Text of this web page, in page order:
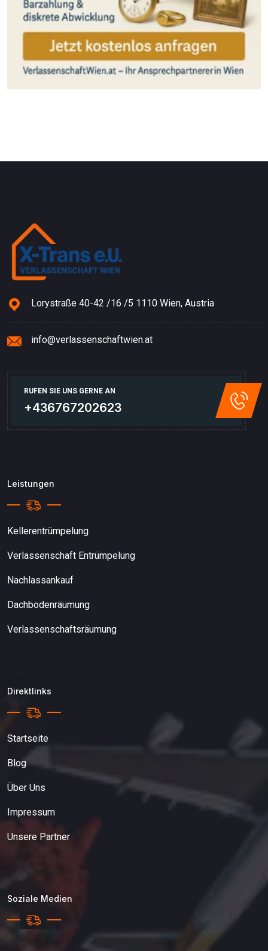
Lorystraße 40-42 /16 /5 1110 Wien, Austria
info@verlassenschaftwien.at
RUFEN SIE UNS GERNE AN
+436767202623
Leistungen
Kellerentrümpelung
Verlassenschaft Entrümpelung
Nachlassankauf
Dachbodenräumung
Verlassenschaftsräumung
Direktlinks
Startseite
Blog
Über Uns
Impressum
Unsere Partner
Soziale Medien